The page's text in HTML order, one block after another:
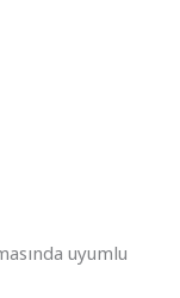
uyumlu